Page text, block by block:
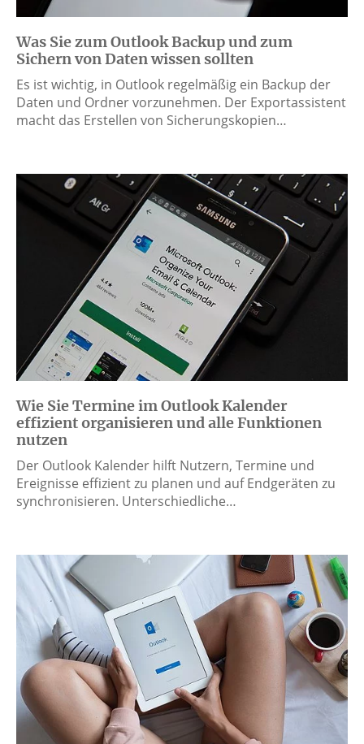
Was Sie zum Outlook Backup und zum
Sichern von Daten wissen sollten
Es ist wichtig, in Outlook regelmäßig ein Backup der
Daten und Ordner vorzunehmen. Der Exportassistent
macht das Erstellen von Sicherungskopien…
Wie Sie Termine im Outlook Kalender
effizient organisieren und alle Funktionen
nutzen
Der Outlook Kalender hilft Nutzern, Termine und
Ereignisse effizient zu planen und auf Endgeräten zu
synchronisieren. Unterschiedliche…